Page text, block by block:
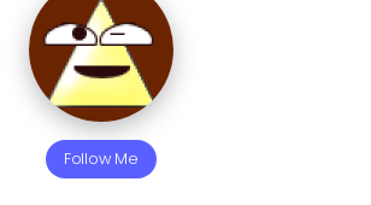
Follow Me